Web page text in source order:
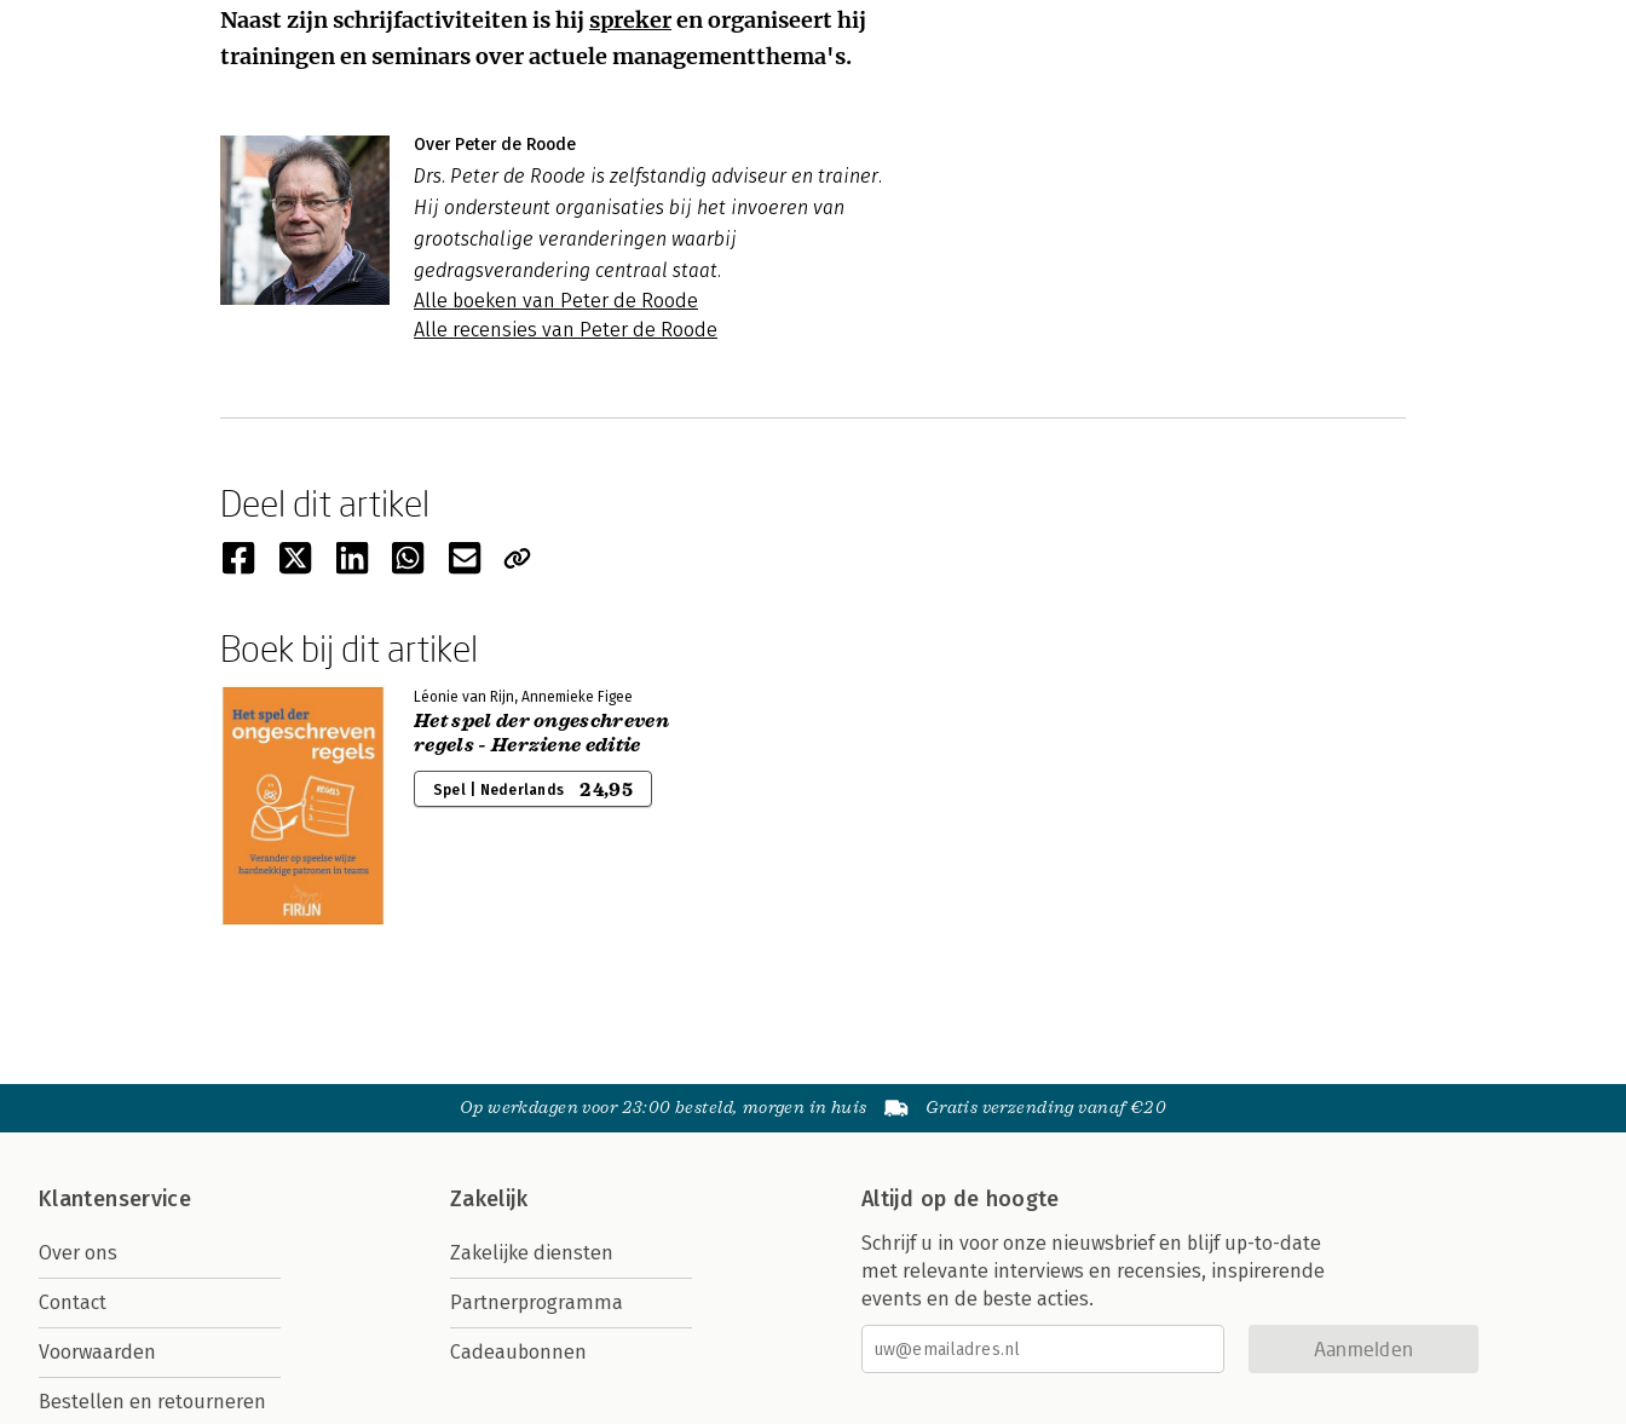
Naast zijn schrijfactiviteiten is hij sprekeren organiseert hij
trainingen en seminars over actuele managementthema's.
Over Peter de Roode
Drs. Peter de Roode is zelfstandig adviseur en trainer.
Hij ondersteunt organisaties bij het invoeren van
grootschalige veranderingen waarbij
gedragsverandering centraal staat.
Alle boeken van Peter de Roode
Alle recensies van Peter de Roode
Deel dit artikel
Boek bij dit artikel
Léonie van Rijn, Annemieke Figee
Het spel der ongeschreven
regels - Herziene editie
Spel | Nederlands 24,95
Op werkdagen voor 23:00 besteld, morgen in huis Gratis verzending vanaf €20
Klantenservice
Over ons
Contact
Voorwaarden
Bestellen en retourneren
Zakelijk
Zakelijke diensten
Partnerprogramma
Cadeaubonnen
Altijd op de hoogte
Schrijf u in voor onze nieuwsbrief en blijf up-to-date
met relevante interviews en recensies, inspirerende
events en de beste acties.
Aanmelden